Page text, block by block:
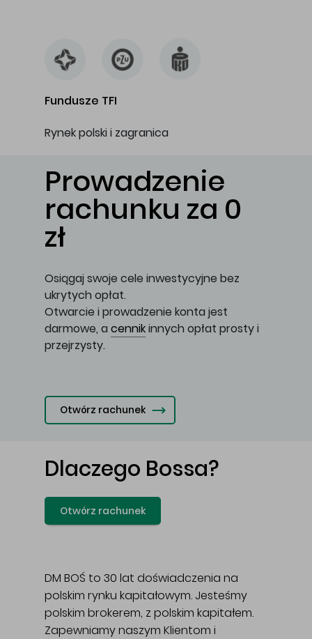
Fundusze TFI
Rynek polski i zagranica
Prowadzenie
rachunku za 0
zł
Osiągaj swoje cele inwestycyjne bez
ukrytych opłat.
Otwarcie i prowadzenie konta jest
darmowe, a cennikinnych opłat prosty i
przejrzysty.
Otwórz rachunek
Dlaczego Bossa?
Otwórz rachunek
DM BOŚ to 30 lat doświadczenia na
polskim rynku kapitałowym. Jesteśmy
polskim brokerem, z polskim kapitałem.
Zapewniamy naszym Klientom i